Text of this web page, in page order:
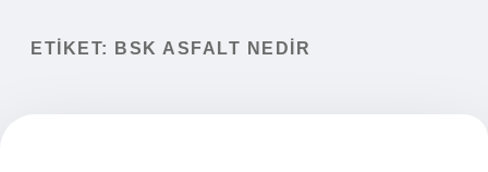
Yasal Uyarı
ETIKET: BSK ASFALT NEDIR